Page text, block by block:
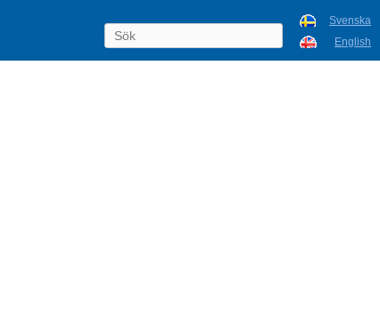
Svenska
English